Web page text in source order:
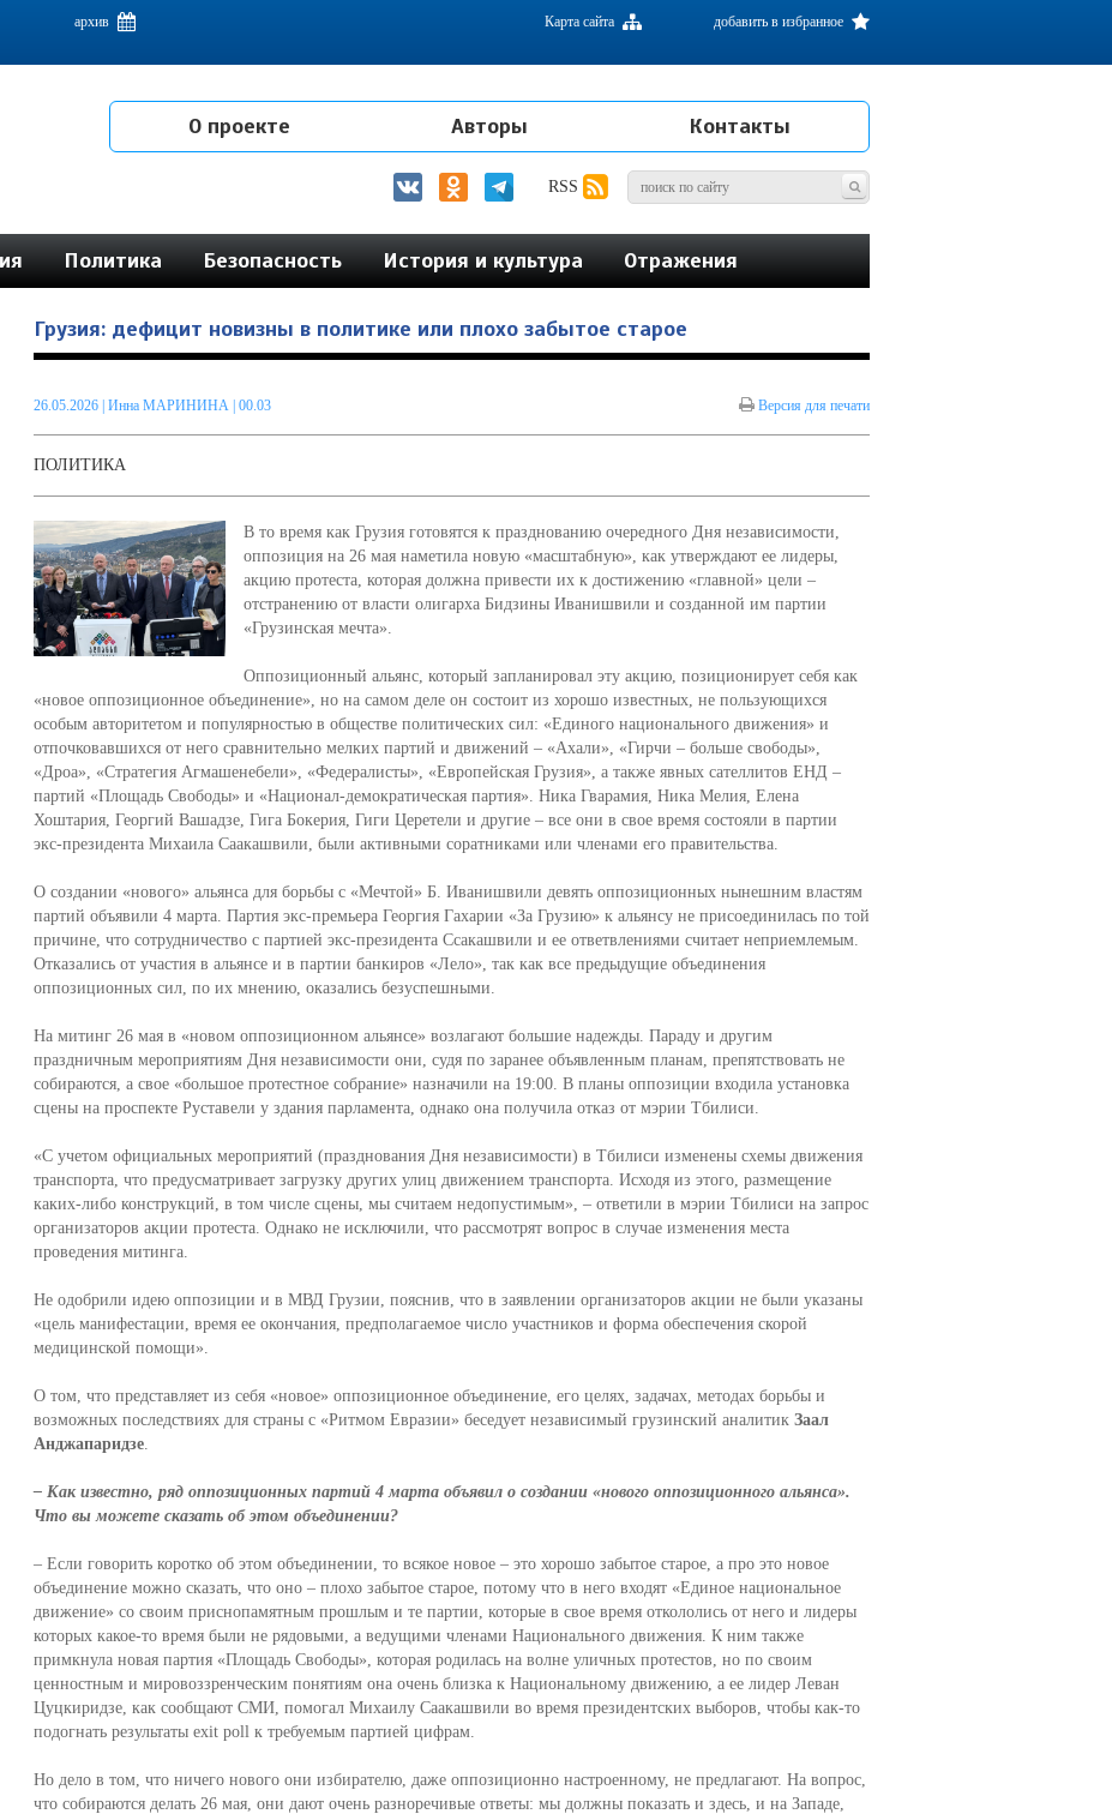
интеграции на постсоветском пространстве
архив добавить в избранное
Карта сайта
О проекте Авторы Контакты
RSS
Политика Безопасность История и культура Отражения
Грузия: дефицит новизны в политике или плохо забытое старое
26.05.2026| Инна МАРИНИНА| 00.03 Версия для печати
ПОЛИТИКА
В то время как Грузия готовятся к празднованию очередного Дня независимости,
оппозиция на 26 мая наметила новую «масштабную», как утверждают ее лидеры,
акцию протеста, которая должна привести их к достижению «главной» цели –
отстранению от власти олигарха Бидзины Иванишвили и созданной им партии
«Грузинская мечта».
Оппозиционный альянс, который запланировал эту акцию, позиционирует себя как
«новое оппозиционное объединение», но на самом деле он состоит из хорошо известных, не пользующихся
особым авторитетом и популярностью в обществе политических сил: «Единого национального движения» и
отпочковавшихся от него сравнительно мелких партий и движений – «Ахали», «Гирчи – больше свободы»,
«Дроа», «Стратегия Агмашенебели», «Федералисты», «Европейская Грузия», а также явных сателлитов ЕНД –
партий «Площадь Свободы» и «Национал-демократическая партия». Ника Гварамия, Ника Мелия, Елена
Хоштария, Георгий Вашадзе, Гига Бокерия, Гиги Церетели и другие – все они в свое время состояли в партии
экс-президента Михаила Саакашвили, были активными соратниками или членами его правительства.
О создании «нового» альянса для борьбы с «Мечтой» Б. Иванишвили девять оппозиционных нынешним властям
партий объявили 4 марта. Партия экс-премьера Георгия Гахарии «За Грузию» к альянсу не присоединилась по той
причине, что сотрудничество с партией экс-президента Ссакашвили и ее ответвлениями считает неприемлемым.
Отказались от участия в альянсе и в партии банкиров «Лело», так как все предыдущие объединения
оппозиционных сил, по их мнению, оказались безуспешными.
На митинг 26 мая в «новом оппозиционном альянсе» возлагают большие надежды. Параду и другим
праздничным мероприятиям Дня независимости они, судя по заранее объявленным планам, препятствовать не
собираются, а свое «большое протестное собрание» назначили на 19:00. В планы оппозиции входила установка
сцены на проспекте Руставели у здания парламента, однако она получила отказ от мэрии Тбилиси.
«С учетом официальных мероприятий (празднования Дня независимости) в Тбилиси изменены схемы движения
транспорта, что предусматривает загрузку других улиц движением транспорта. Исходя из этого, размещение
каких-либо конструкций, в том числе сцены, мы считаем недопустимым», – ответили в мэрии Тбилиси на запрос
организаторов акции протеста. Однако не исключили, что рассмотрят вопрос в случае изменения места
проведения митинга.
Не одобрили идею оппозиции и в МВД Грузии, пояснив, что в заявлении организаторов акции не были указаны
«цель манифестации, время ее окончания, предполагаемое число участников и форма обеспечения скорой
медицинской помощи».
О том, что представляет из себя «новое» оппозиционное объединение, его целях, задачах, методах борьбы и
возможных последствиях для страны с «Ритмом Евразии» беседует независимый грузинский аналитик Заал
Анджапаридзе.
– Как известно, ряд оппозиционных партий 4 марта объявил о создании «нового оппозиционного альянса».
Что вы можете сказать об этом объединении?
– Если говорить коротко об этом объединении, то всякое новое – это хорошо забытое старое, а про это новое
объединение можно сказать, что оно – плохо забытое старое, потому что в него входят «Единое национальное
движение» со своим приснопамятным прошлым и те партии, которые в свое время откололись от него и лидеры
которых какое-то время были не рядовыми, а ведущими членами Национального движения. К ним также
примкнула новая партия «Площадь Свободы», которая родилась на волне уличных протестов, но по своим
ценностным и мировоззренческим понятиям она очень близка к Национальному движению, а ее лидер Леван
Цуцкиридзе, как сообщают СМИ, помогал Михаилу Саакашвили во время президентских выборов, чтобы как-то
подогнать результаты exit poll к требуемым партией цифрам.
Но дело в том, что ничего нового они избирателю, даже оппозиционно настроенному, не предлагают. На вопрос,
что собираются делать 26 мая, они дают очень разноречивые ответы: мы должны показать и здесь, и на Западе,